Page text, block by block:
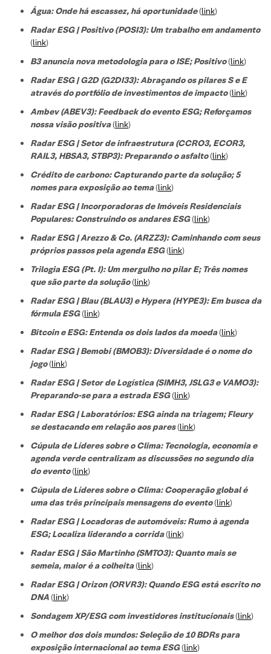
Água: Onde há escassez, há oportunidade(link)
Radar ESG | Positivo (POSI3): Um trabalho em andamento
(link)
B3 anuncia nova metodologia para o ISE; Positivo(link)
Radar ESG | G2D (G2DI33): Abraçando os pilares S e E
através do portfólio de investimentos de impacto(link)
Ambev (ABEV3): Feedback do evento ESG; Reforçamos
nossa visão positiva(link)
Radar ESG | Setor de infraestrutura (CCRO3, ECOR3,
RAIL3, HBSA3, STBP3): Preparando o asfalto(link)
Crédito de carbono: Capturando parte da solução; 5
nomes para exposição ao tema(link)
Radar ESG | Incorporadoras de Imóveis Residenciais
Populares: Construindo os andares ESG(link)
Radar ESG | Arezzo & Co. (ARZZ3): Caminhando com seus
próprios passos pela agenda ESG(link)
Trilogia ESG (Pt. I): Um mergulho no pilar E; Três nomes
que são parte da solução(link)
Radar ESG | Blau (BLAU3) e Hypera (HYPE3): Em busca da
fórmula ESG(link)
Bitcoin e ESG: Entenda os dois lados da moeda(link)
Radar ESG | Bemobi (BMOB3): Diversidade é o nome do
jogo(link)
Radar ESG | Setor de Logística (SIMH3, JSLG3 e VAMO3):
Preparando-se para a estrada ESG(link)
Radar ESG | Laboratórios: ESG ainda na triagem; Fleury
se destacando em relação aos pares(link)
Cúpula de Líderes sobre o Clima: Tecnologia, economia e
agenda verde centralizam as discussões no segundo dia
do evento(link)
Cúpula de Líderes sobre o Clima: Cooperação global é
uma das três principais mensagens do evento(link)
Radar ESG | Locadoras de automóveis: Rumo à agenda
ESG; Localiza liderando a corrida(link)
Radar ESG | São Martinho (SMTO3): Quanto mais se
semeia, maior é a colheita(link)
Radar ESG | Orizon (ORVR3): Quando ESG está escrito no
DNA(link)
Sondagem XP/ESG com investidores institucionais(link)
O melhor dos dois mundos: Seleção de 10 BDRs para
exposição internacional ao tema ESG(link)